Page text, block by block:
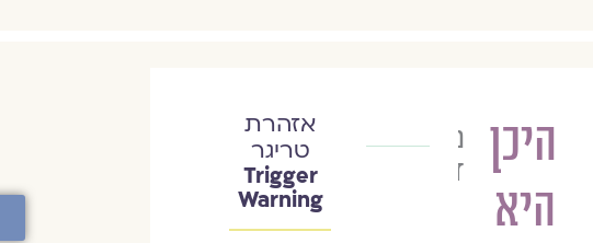
היכן
היא
נועם
דרומי
אזהרת
טריגר
Trigger
Warning